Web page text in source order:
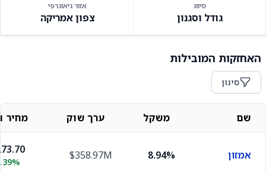
סיווג
גודל וסגנון
אזור גיאוגרפי
צפון אמריקה
האחזקות המובילות
סינון
שם משקל ערך שוק מחיר
אמזון 8.94%
$358.97M